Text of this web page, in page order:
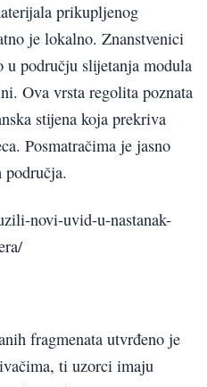
prikupljenog
je lokalno. Znanstvenici
u području slijetanja modula
Ova vrsta regolita poznata
stijena koja prekriva
Posmatračima je jasno
novi-uvid-u-nastanak-
fragmenata utvrđeno je
ti uzorci imaju